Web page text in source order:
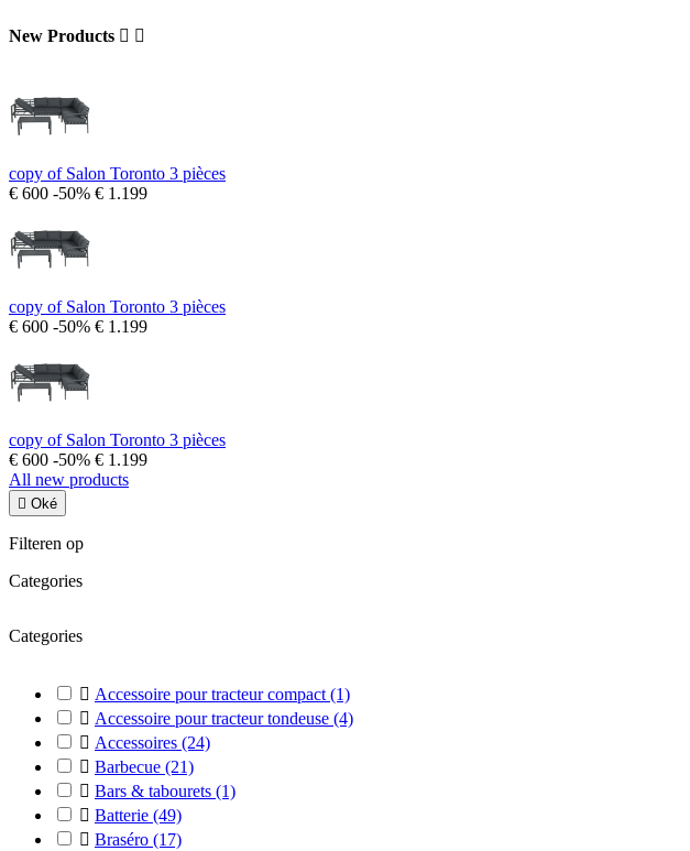
New Products  
copy of Salon Toronto 3 pièces
€ 600 -50% € 1.199
copy of Salon Toronto 3 pièces
€ 600 -50% € 1.199
copy of Salon Toronto 3 pièces
€ 600 -50% € 1.199
All new products
 Oké
Filteren op
Categories
Categories
 Accessoire pour tracteur compact (1)
 Accessoire pour tracteur tondeuse (4)
 Accessoires (24)
 Barbecue (21)
 Bars & tabourets (1)
 Batterie (49)
 Braséro (17)